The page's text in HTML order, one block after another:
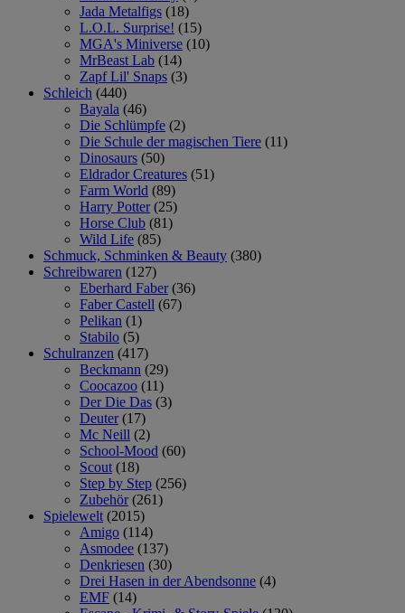
Jada Metalfigs (18)
L.O.L. Surprise! (15)
MGA's Miniverse (10)
MrBeast Lab (14)
Zapf Lil' Snaps (3)
Schleich (440)
Bayala (46)
Die Schlümpfe (2)
Die Schule der magischen Tiere (11)
Dinosaurs (50)
Eldrador Creatures (51)
Farm World (89)
Harry Potter (25)
Horse Club (81)
Wild Life (85)
Schmuck, Schminken & Beauty (380)
Schreibwaren (127)
Eberhard Faber (36)
Faber Castell (67)
Pelikan (1)
Stabilo (5)
Schulranzen (417)
Beckmann (29)
Coocazoo (11)
Der Die Das (3)
Deuter (17)
Mc Neill (2)
School-Mood (60)
Scout (18)
Step by Step (256)
Zubehör (261)
Spielewelt (2015)
Amigo (114)
Asmodee (137)
Denkriesen (30)
Drei Hasen in der Abendsonne (4)
EMF (14)